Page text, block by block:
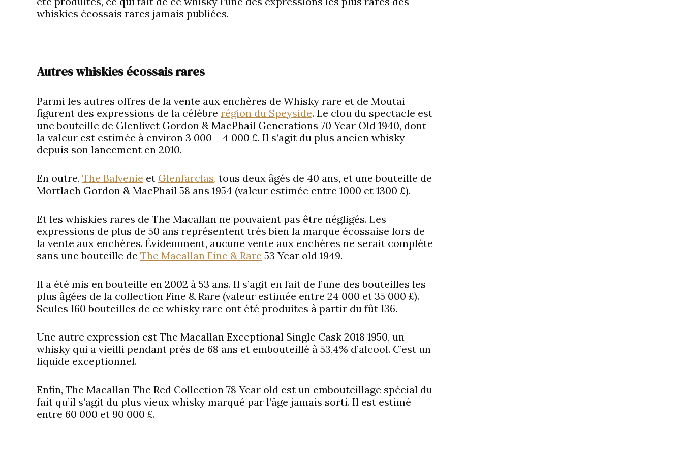
whiskies écossais rares jamais publiées.
Autres whiskies écossais rares
Parmi les autres offres de la vente aux enchères de Whisky rare et de Moutai
figurent des expressions de la célèbre région du Speyside. Le clou du spectacle est
une bouteille de Glenlivet Gordon & MacPhail Generations 70 Year Old 1940, dont
la valeur est estimée à environ 3 000 – 4 000 £. Il s’agit du plus ancien whisky
depuis son lancement en 2010.
En outre, The Balvenie et Glenfarclas, tous deux âgés de 40 ans, et une bouteille de
Mortlach Gordon & MacPhail 58 ans 1954 (valeur estimée entre 1000 et 1300 £).
Et les whiskies rares de The Macallan ne pouvaient pas être négligés. Les
expressions de plus de 50 ans représentent très bien la marque écossaise lors de
la vente aux enchères. Évidemment, aucune vente aux enchères ne serait complète
sans une bouteille de The Macallan Fine & Rare 53 Year old 1949.
Il a été mis en bouteille en 2002 à 53 ans. Il s’agit en fait de l’une des bouteilles les
plus âgées de la collection Fine & Rare (valeur estimée entre 24 000 et 35 000 £).
Seules 160 bouteilles de ce whisky rare ont été produites à partir du fût 136.
Une autre expression est The Macallan Exceptional Single Cask 2018 1950, un
whisky qui a vieilli pendant près de 68 ans et embouteillé à 53,4% d’alcool. C’est un
liquide exceptionnel.
Enfin, The Macallan The Red Collection 78 Year old est un embouteillage spécial du
fait qu’il s’agit du plus vieux whisky marqué par l’âge jamais sorti. Il est estimé
entre 60 000 et 90 000 £.